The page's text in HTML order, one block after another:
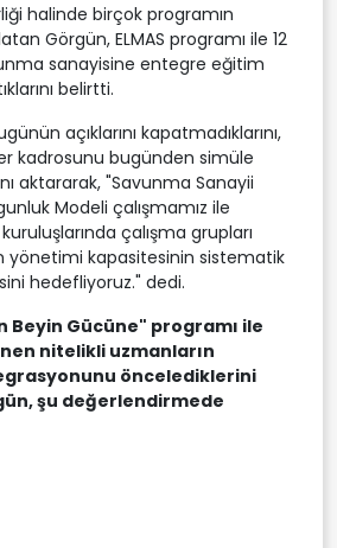
halinde birçok programın
Görgün, ELMAS programı ile 12
sanayisine entegre eğitim
belirtti.
açıklarını kapatmadıklarını,
kadrosunu bugünden simüle
aktararak, "Savunma Sanayii
Modeli çalışmamız ile
çalışma grupları
yönetimi kapasitesinin sistematik
hedefliyoruz." dedi.
Beyin Gücüne" programı ile
nitelikli uzmanların
öncelediklerini
şu değerlendirmede